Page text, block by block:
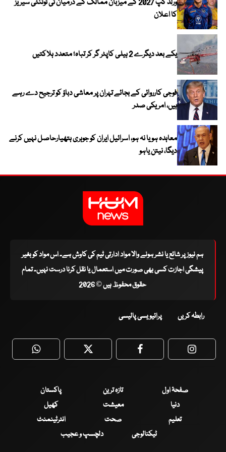
ورلڈ کپ 2027 کے میزبان ممالک کے درمیان ٹی ٹوئنٹی سیریز
کا اعلان
یکے بعد دیگرے 2 ہیلی کاپٹر گر کر تباہ؛ متعدد ہلاکتیں
فوجی کارروائی کے بجائے تہران پر معاشی دباؤ کو ترجیح دے رہے
ہیں، امریکی صدر
معاہدہ ہو یا نہ ہو، اسرائیل ایران کو جوہری ہتھیارحاصل نہیں کرنے
دیگا، نیتن یاہو
ہم نیوز پر شائع یا نشر ہونے والا مواد ادارتی ٹیم کی کاوش ہے۔ اس مواد کو بغیر
پیشگی اجازت کسی بھی صورت میں استعمال یا نقل کرنا درست نہیں۔ تمام
حقوق محفوظ ہیں © 2026
رابطہ کریں پرائیویسی پالیسی
WhatsApp Twitter Facebook
صفحۂ اول تازہ ترین
پاکستان
دنیا
معیشت
کھیل
تعلیم
صحت
انٹرٹینمنٹ
ٹیکنالوجی
دلچسپ و عجیب